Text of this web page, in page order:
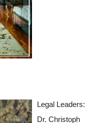
Legal Leaders:
Dr. Christoph